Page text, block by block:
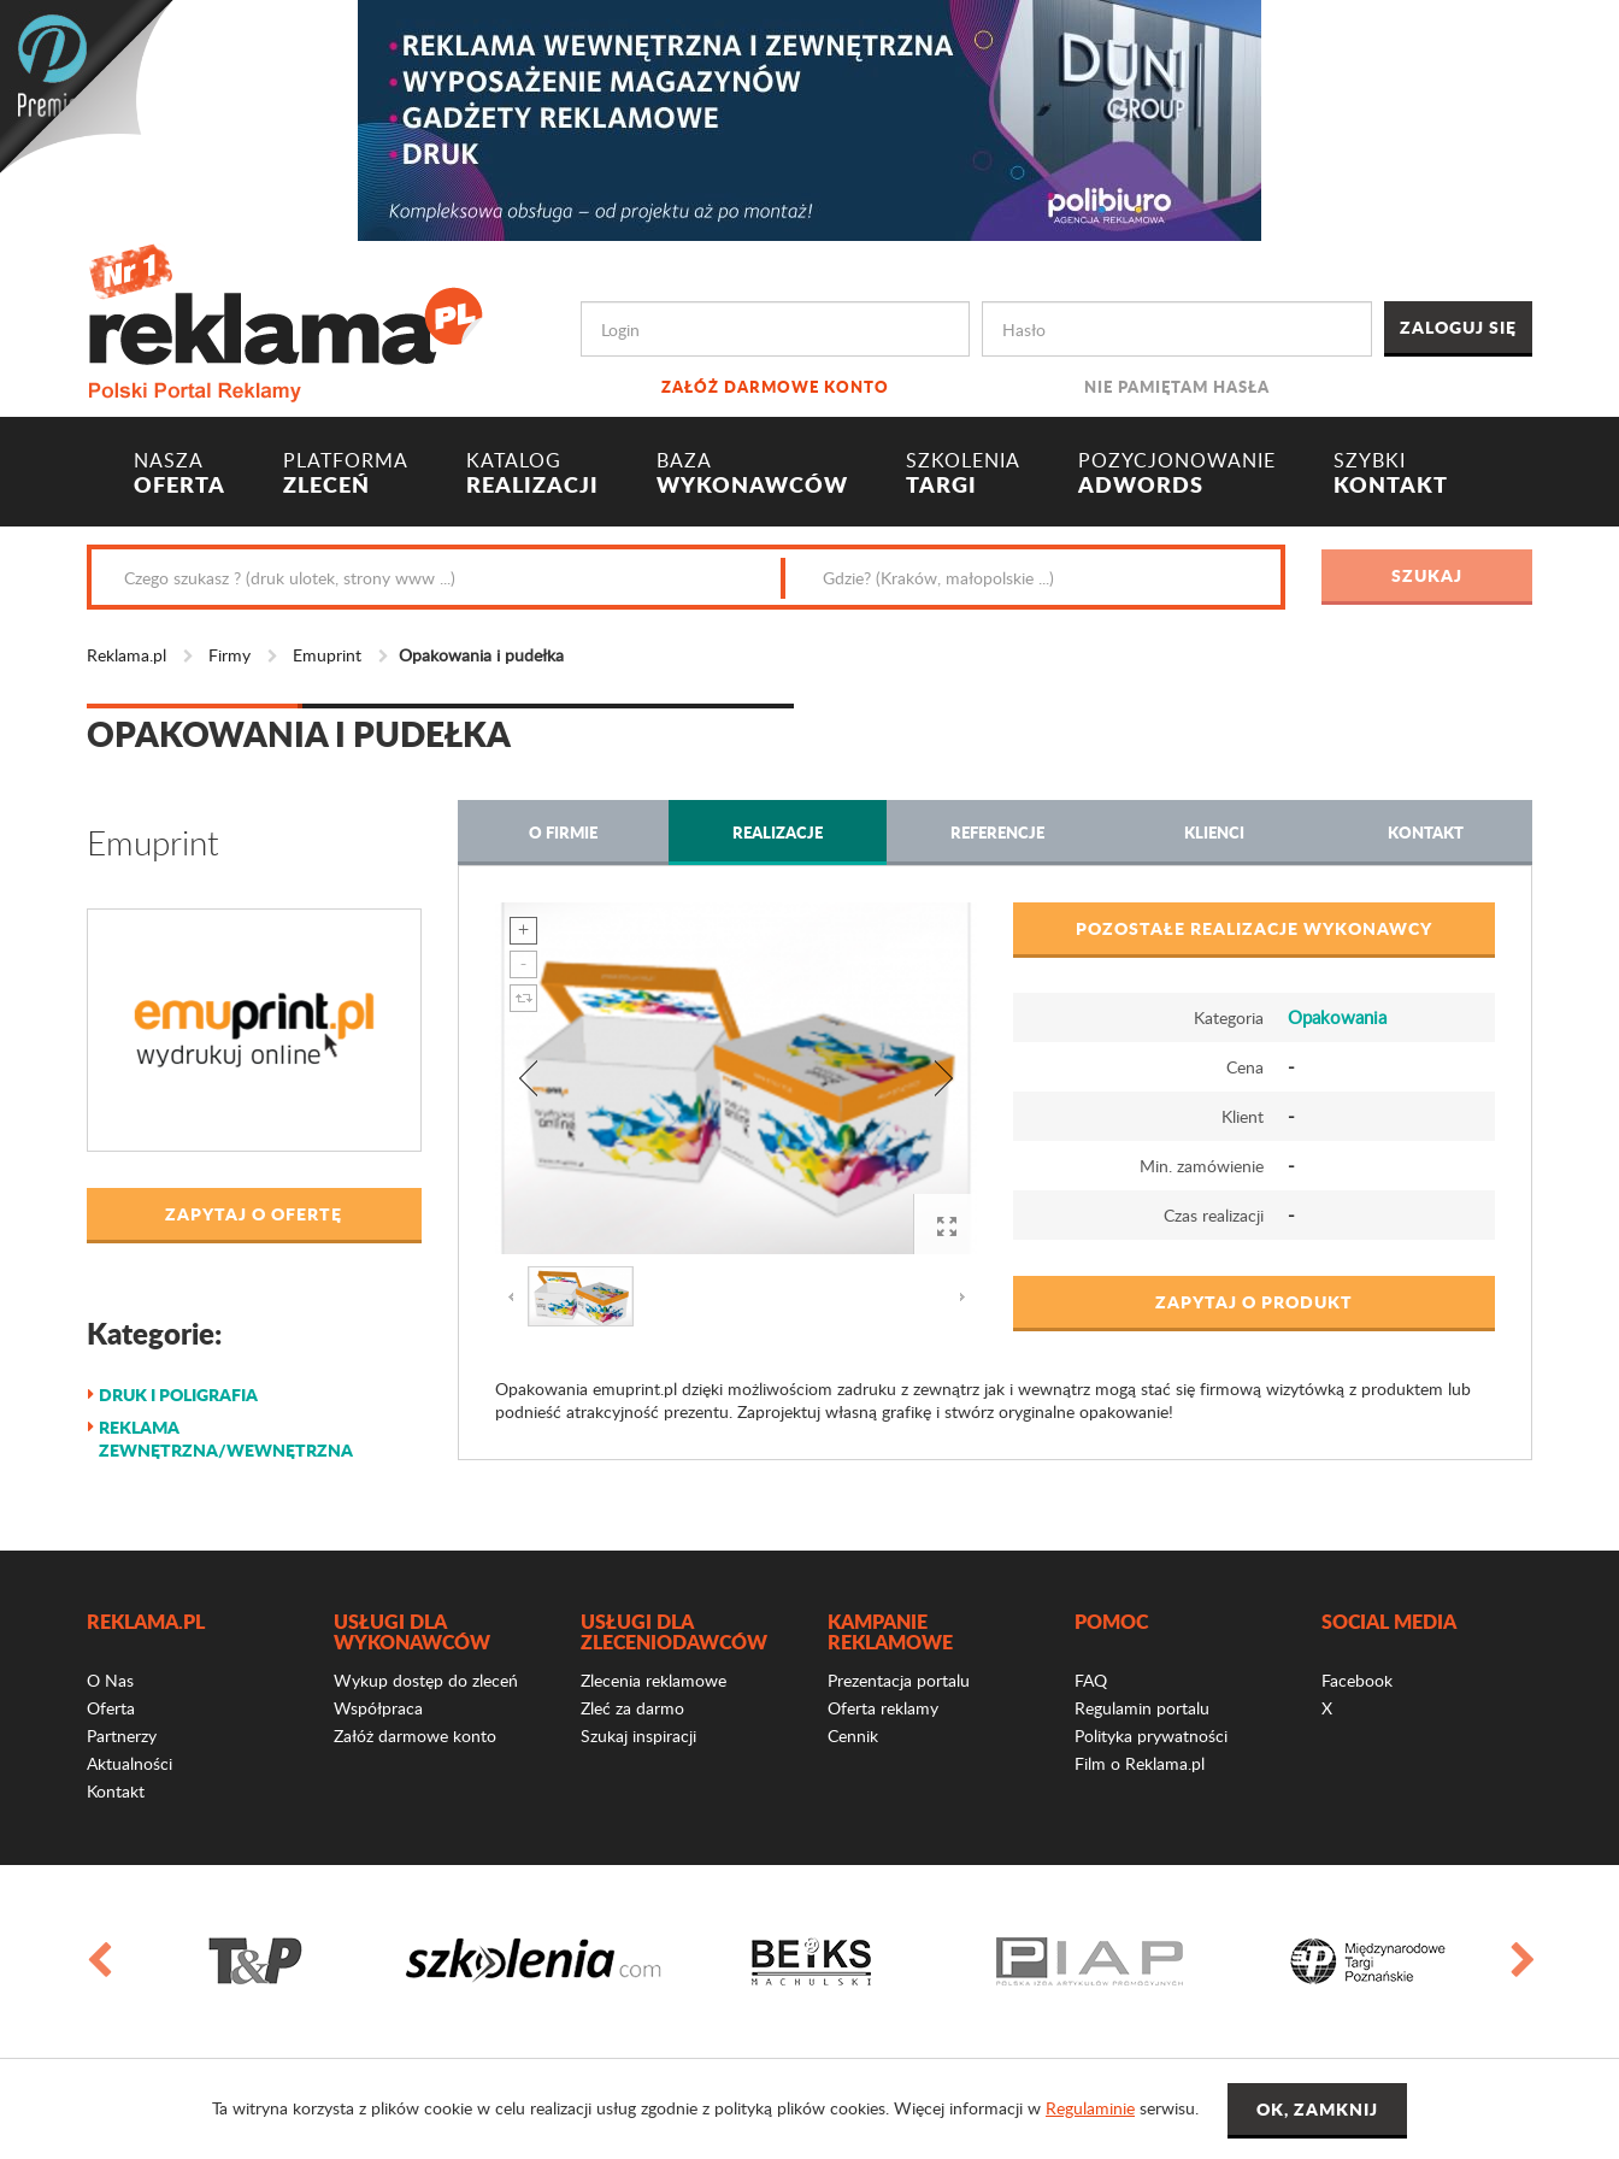
ZAŁÓŻ DARMOWE KONTO NIE PAMIĘTAM HASŁA
NASZA
OFERTA
PLATFORMA
ZLECEŃ
KATALOG
REALIZACJI
BAZA
WYKONAWCÓW
SZKOLENIA
TARGI
POZYCJONOWANIE
ADWORDS
SZYBKI
KONTAKT
Reklama.pl Firmy Emuprint Opakowania i pudełka
OPAKOWANIA I PUDEŁKA
Emuprint
ZAPYTAJ O OFERTĘ
Kategorie:
DRUK I POLIGRAFIA
REKLAMA
ZEWNĘTRZNA/WEWNĘTRZNA
O FIRMIE REALIZACJE REFERENCJE KLIENCI KONTAKT
POZOSTAŁE REALIZACJE WYKONAWCY
Kategoria Opakowania
Cena -
Klient -
Min. zamówienie -
Czas realizacji -
ZAPYTAJ O PRODUKT
Opakowania emuprint.pl dzięki możliwościom zadruku z zewnątrz jak i wewnątrz mogą stać się firmową wizytówką z produktem lub
podnieść atrakcyjność prezentu. Zaprojektuj własną grafikę i stwórz oryginalne opakowanie!
REKLAMA.PL
O Nas
Oferta
Partnerzy
Aktualności
Kontakt
USŁUGI DLA
WYKONAWCÓW
Wykup dostęp do zleceń
Współpraca
Załóż darmowe konto
USŁUGI DLA
ZLECENIODAWCÓW
Zlecenia reklamowe
Zleć za darmo
Szukaj inspiracji
KAMPANIE
REKLAMOWE
Prezentacja portalu
Oferta reklamy
Cennik
POMOC
FAQ
Regulamin portalu
Polityka prywatności
Film o Reklama.pl
SOCIAL MEDIA
Facebook
X
Ta witryna korzysta z plików cookie w celu realizacji usług zgodnie z polityką plików cookies. Więcej informacji w Regulaminie serwisu.